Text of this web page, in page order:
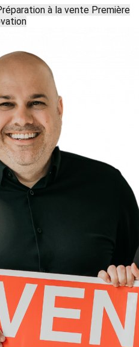
à la vente Première